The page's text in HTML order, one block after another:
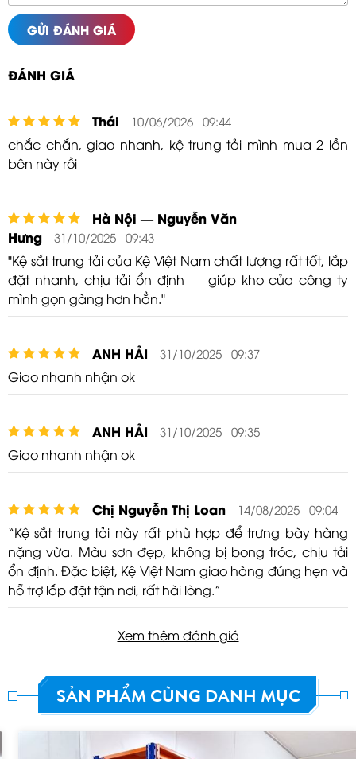
GỬI ĐÁNH GIÁ
ĐÁNH GIÁ
Thái 10/06/2026 09:44
chắc chắn, giao nhanh, kệ trung tải mình mua 2 lần
bên này rồi
Hà Nội — Nguyễn Văn
Hưng
31/10/2025 09:43
"Kệ sắt trung tải của Kệ Việt Nam chất lượng rất tốt, lắp
đặt nhanh, chịu tải ổn định — giúp kho của công ty
mình gọn gàng hơn hẳn."
ANH HẢI 31/10/2025 09:37
Giao nhanh nhận ok
ANH HẢI 31/10/2025 09:35
Giao nhanh nhận ok
Chị Nguyễn Thị Loan 14/08/2025 09:04
“Kệ sắt trung tải này rất phù hợp để trưng bày hàng
nặng vừa. Màu sơn đẹp, không bị bong tróc, chịu tải
ổn định. Đặc biệt, Kệ Việt Nam giao hàng đúng hẹn và
hỗ trợ lắp đặt tận nơi, rất hài lòng.”
Xem thêm đánh giá
SẢN PHẨM CÙNG DANH MỤC
GỬI TƯ VẤN